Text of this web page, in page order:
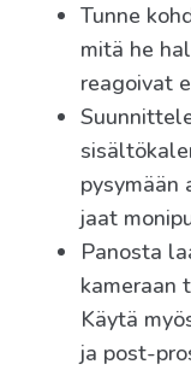
Tunne
mitä he
reagoivat
pysymään
jaat
Panosta
kameraan
Käytä
ja post-